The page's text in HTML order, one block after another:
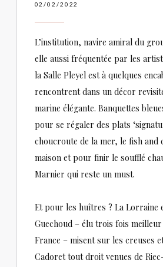
02/02/2022
L’institution, navire amiral du
elle aussi fréquentée par les
la Salle Pleyel est à quelques
rencontrent dans un décor
marine élégante. Banquettes
pour se régaler des plats
choucroute de la mer, le fish and
maison et pour finir le soufflé
Marnier qui reste un must.
Et pour les huîtres ? La Lorraine
Guechoud – élu trois fois
France – misent sur les creuses
Cadoret tout droit venues de